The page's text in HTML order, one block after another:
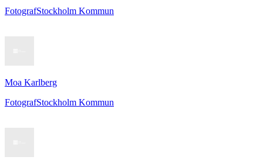
FotografStockholm Kommun
Moa Karlberg
FotografStockholm Kommun